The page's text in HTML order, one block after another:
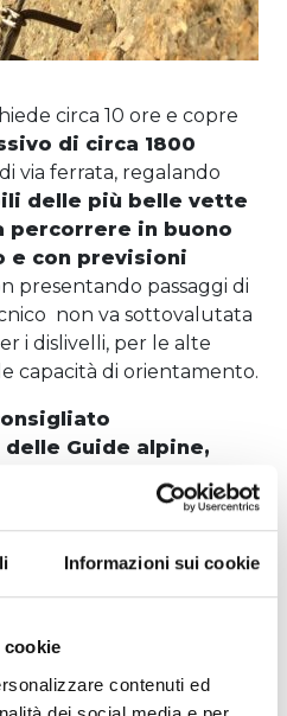
Informazioni sui cookie
contenuti ed
circa 10 ore e copre
di circa 1800
via ferrata, regalando
delle più belle vette
percorrere in buono
e con previsioni
presentando passaggi di
non va sottovalutata
i dislivelli, per le alte
capacità di orientamento.
delle Guide alpine,
il dislivello
vivere una vera